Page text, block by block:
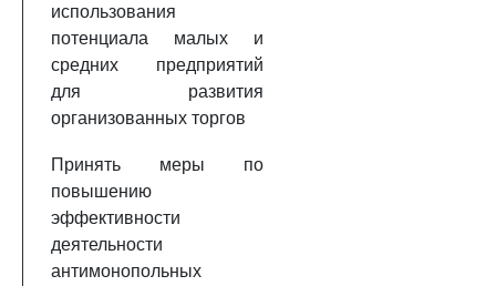
использования
потенциала малых и
средних предприятий
для развития
организованных торгов
Принять меры по
повышению
эффективности
деятельности
антимонопольных